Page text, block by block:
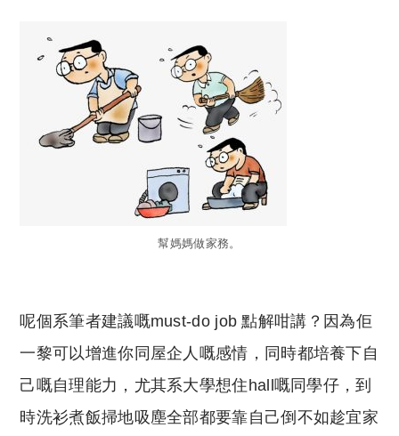
幫媽媽做家務。
呢個系筆者建議嘅must-do job 點解咁講？因為佢
一黎可以增進你同屋企人嘅感情，同時都培養下自
己嘅自理能力，尤其系大學想住hall嘅同學仔，到
時洗衫煮飯掃地吸塵全部都要靠自己倒不如趁宜家